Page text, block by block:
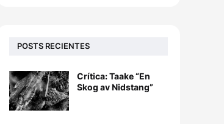
POSTS RECIENTES
Crítica: Taake “En
Skog av Nidstang”